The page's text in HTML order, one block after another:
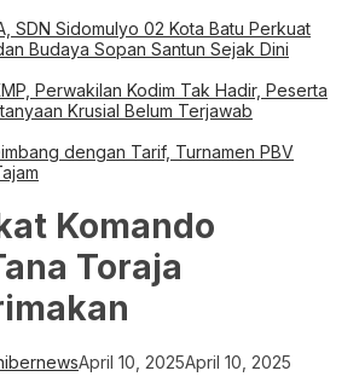
SDN Sidomulyo 02 Kota Batu Perkuat
Budaya Sopan Santun Sejak Dini
Perwakilan Kodim Tak Hadir, Peserta
Krusial Belum Terjawab
dengan Tarif, Turnamen PBV
Komando
Toraja
April 10, 2025April 10, 2025